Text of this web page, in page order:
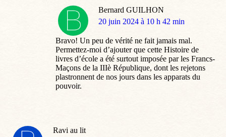
Bernard GUILHON
dit
20 juin 2024 à 10 h 42 min
Bravo! Un peu de vérité ne fait jamais mal.
Permettez-moi d’ajouter que cette Histoire de
livres d’école a été surtout imposée par les Francs-
Maçons de la IIIè République, dont les rejetons
plastronnent de nos jours dans les apparats du
pouvoir.
Ravi au lit